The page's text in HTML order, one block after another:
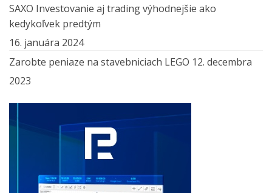
SAXO Investovanie aj trading výhodnejšie ako
kedykoľvek predtým
16. januára 2024
Zarobte peniaze na stavebniciach LEGO 12. decembra
2023